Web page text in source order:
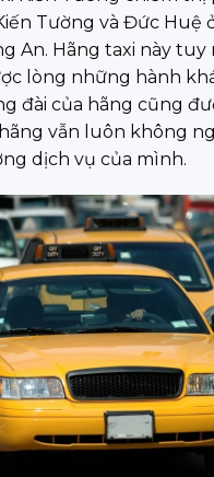
Tường và Đức Huệ
An. Hãng taxi này tuy
lòng những hành
đài của hãng cũng
vẫn luôn không
dịch vụ của mình.